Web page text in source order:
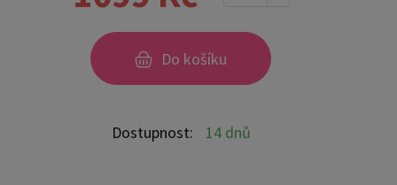
z prémiových materiálů, které zaručují dlouhou
životnost a odolnost. Kokosová deska o tloušťce
kokosová vrstva: kokosové vlákno je z přírodních a
Do košíku
Dostupnost: 14 dnů